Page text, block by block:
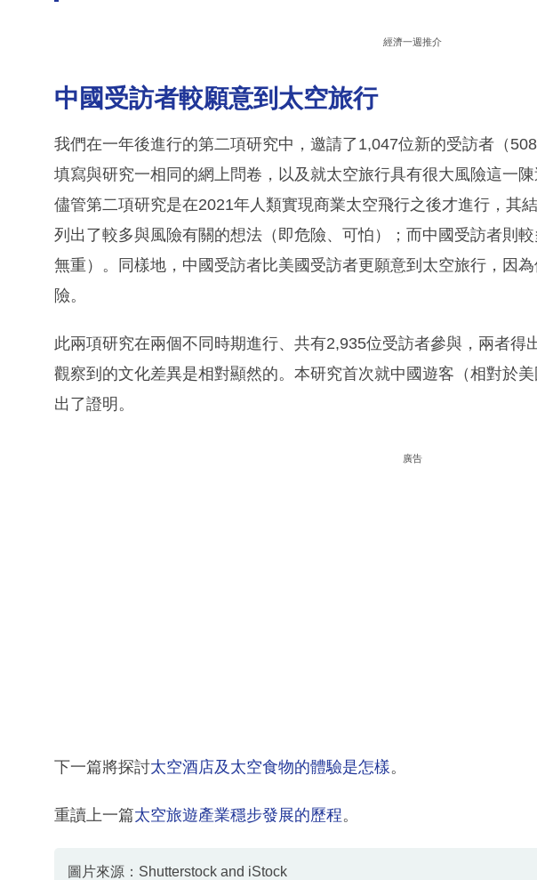
經濟一週推介
中國受訪者較願意到太空旅行
我們在一年後進行的第二項研究中，邀請了1,047位新的受訪者（
填寫與研究一相同的網上問卷，以及就太空旅行具有很大風險這一
儘管第二項研究是在2021年人類實現商業太空飛行之後才進行，其
列出了較多與風險有關的想法（即危險、可怕）；而中國受訪者則較
無重）。同樣地，中國受訪者比美國受訪者更願意到太空旅行，因
險。
此兩項研究在兩個不同時期進行、共有2,935位受訪者參與，兩者得
觀察到的文化差異是相對顯然的。本研究首次就中國遊客（相對於
出了證明。
廣告
下一篇將探討太空酒店及太空食物的體驗是怎樣。
重讀上一篇太空旅遊產業穩步發展的歷程。
圖片來源：Shutterstock and iStock